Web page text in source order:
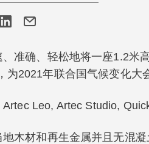
、准确、轻松地将一座1.2米
为2021年联合国气候变化大
Artec Leo, Artec Studio,
地木材和再生金属并且无混